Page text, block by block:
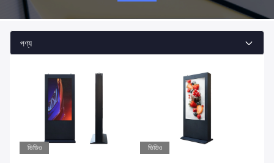
পণ্য
ভিডিও ভিডিও